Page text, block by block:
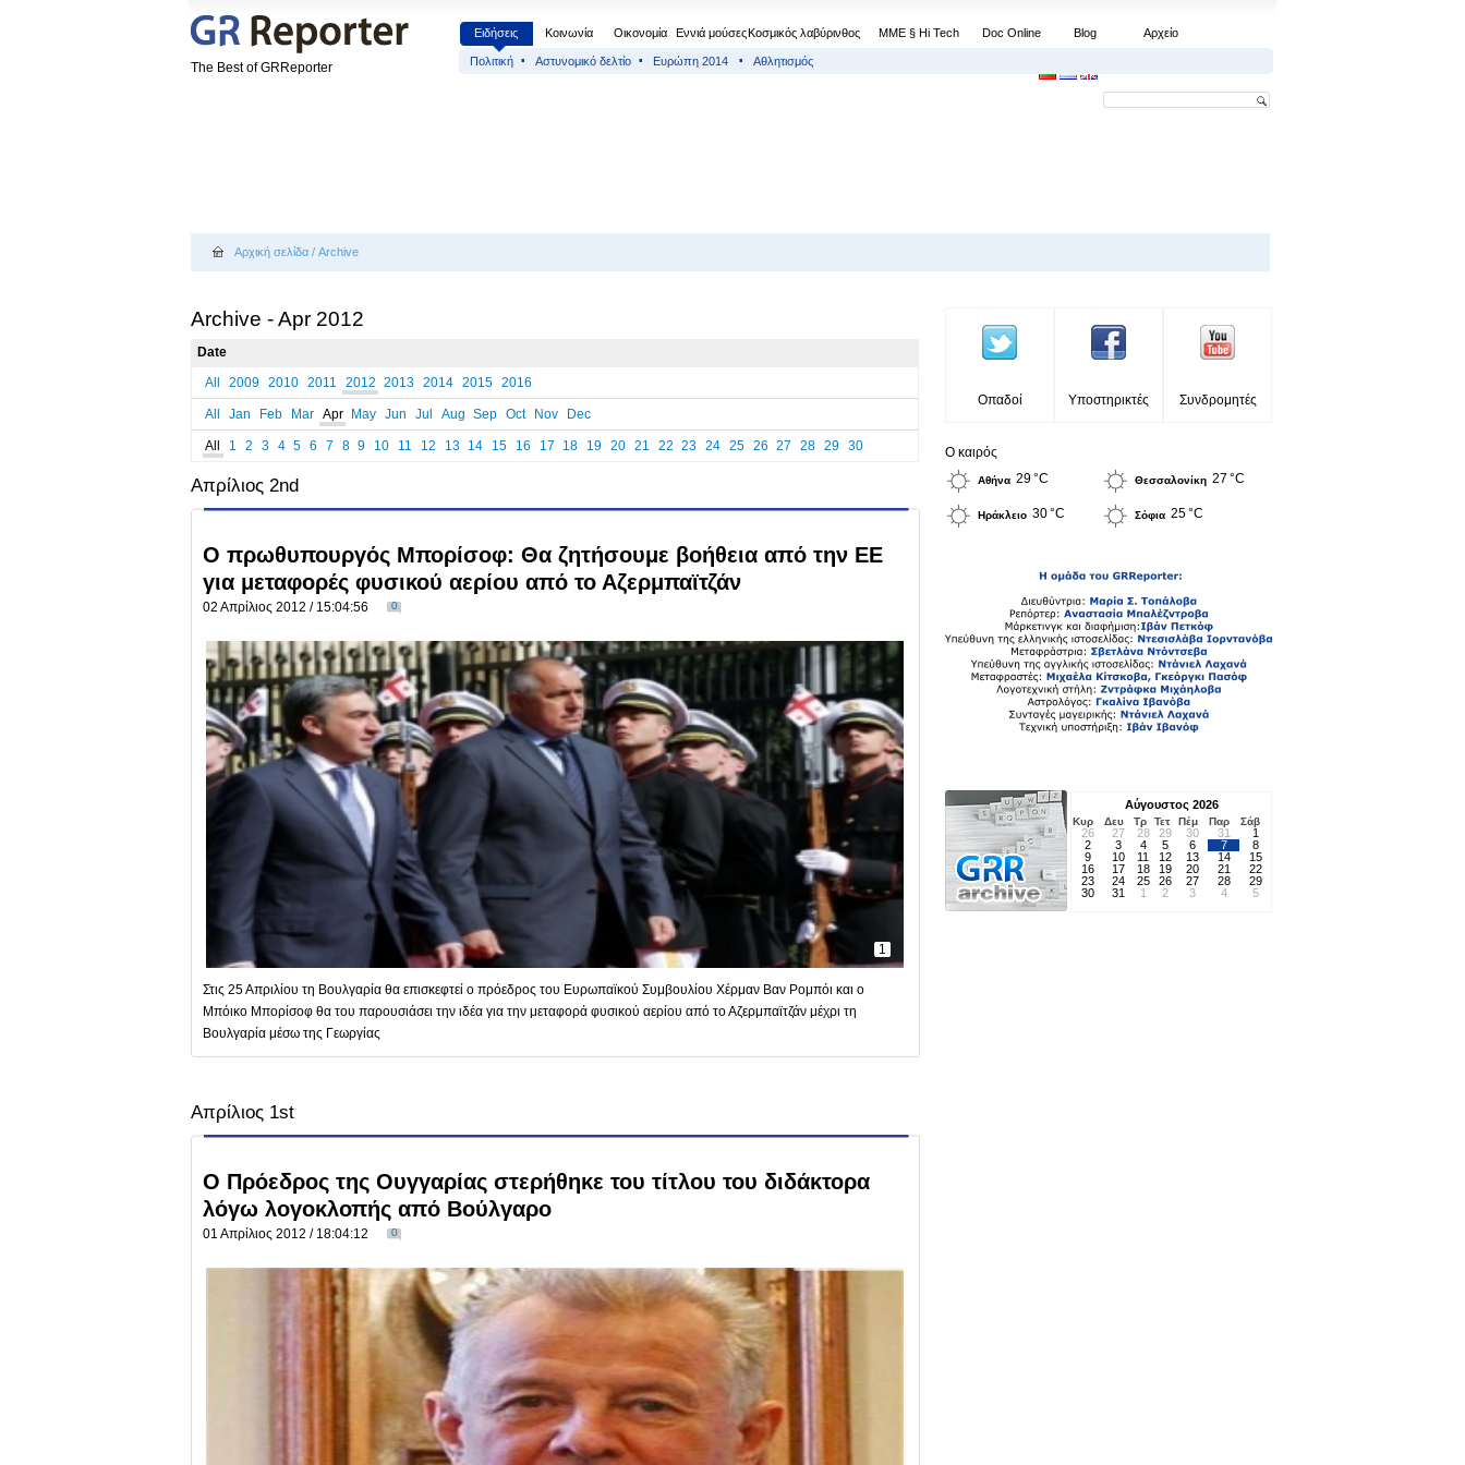
The Best of GRReporter
Ειδήσεις Κοινωνία Οικονομία Εννιά μούσεςΚοσμικός λαβύρινθος МΜΕ § Hi Tech Doc Online Blog Αρχείο
Πολιτική Αστυνομικό δελτίο Ευρώπη 2014 Αθλητισμός
Αρχική σελίδα / Archive
Archive - Apr 2012
Date
All
2009 2010 2011 2012 2013 2014 2015 2016
All Jan Feb Mar Apr May Jun Jul Aug Sep Oct Nov Dec
All 1 2 3 4 5 6 7 8 9 10 11 12 13 14 15 16 17 18 19 20 21 22 23 24 25 26 27 28 29 30
Απρίλιος 2nd
Ο πρωθυπουργός Μπορίσοφ: Θα ζητήσουμε βοήθεια από την ΕΕ
για μεταφορές φυσικού αερίου από το Αζερμπαϊτζάν
02 Απρίλιος 2012 / 15:04:56 0
1
Στις 25 Απριλίου τη Βουλγαρία θα επισκεφτεί ο πρόεδρος του Ευρωπαϊκού Συμβουλίου Χέρμαν Βαν Ρομπόι και ο
Μπόικο Μπορίσοφ θα του παρουσιάσει την ιδέα για την μεταφορά φυσικού αερίου από το Αζερμπαϊτζάν μέχρι τη
Βουλγαρία μέσω της Γεωργίας
Απρίλιος 1st
Ο Πρόεδρος της Ουγγαρίας στερήθηκε του τίτλου του διδάκτορα
λόγω λογοκλοπής από Βούλγαρο
01 Απρίλιος 2012 / 18:04:12 0
Οπαδοί Υποστηρικτές Συνδρομητές
Ο καιρός
Αθήνα 29 °C Θεσσαλονίκη 27 °C
Ηράκλειο 30 °C Σόφια 25 °C
Αύγουστος 2026
Κυρ Δευ Τρ Τετ Πέμ Παρ Σάβ
26 27 28 29 30 31
1
2
3 4 5 6 7
8
9
10 11 12 13 14
15
16
17 18 19 20 21
22
23
24 25 26 27 28
29
30
31 1 2 3 4 5